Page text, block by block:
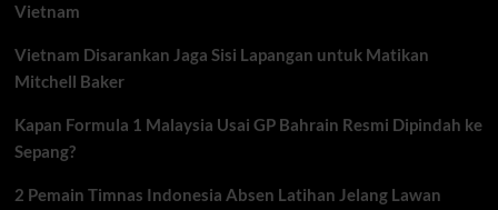
Vietnam
Vietnam Disarankan Jaga Sisi Lapangan untuk Matikan
Mitchell Baker
Kapan Formula 1 Malaysia Usai GP Bahrain Resmi Dipindah ke
Sepang?
2 Pemain Timnas Indonesia Absen Latihan Jelang Lawan